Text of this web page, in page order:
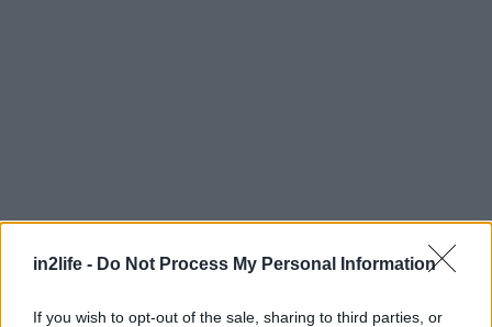
in2life - Do Not Process My Personal Information
If you wish to opt-out of the sale, sharing to third parties, or
Αναζήτηση